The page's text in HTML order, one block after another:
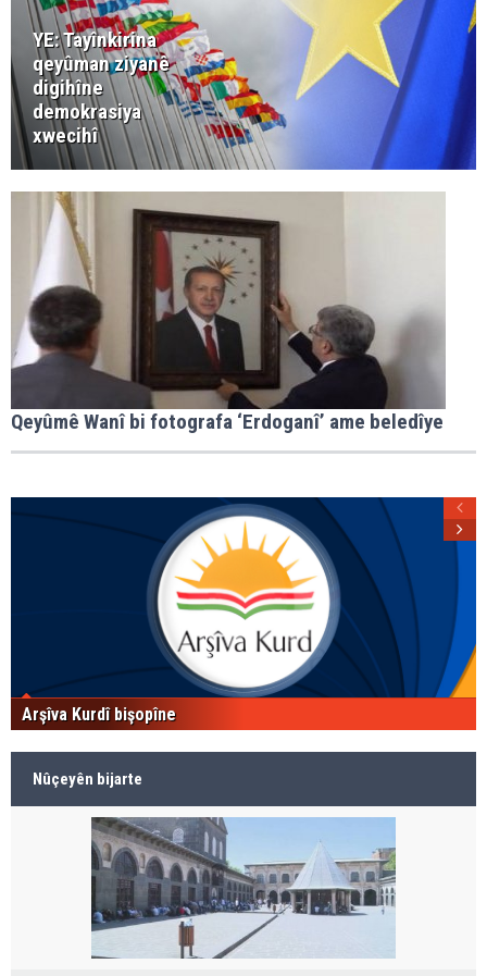
YE: Tayînkirina
qeyûman ziyanê
digihîne
demokrasiya
xwecihî
Qeyûmê Wanî bi fotografa ‘Erdoganî’ ame beledîye
Arşîva Kurdî bişopîne
Nûçeyên bijarte